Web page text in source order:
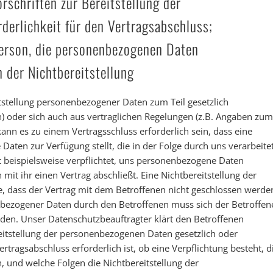
für den Vertragsabschluss;
die personenbezogenen Daten
der Nichtbereitstellung
personenbezogener Daten zum Teil gesetzlich
sich auch aus vertraglichen Regelungen (z.B. Angaben zum
es zu einem Vertragsschluss erforderlich sein, dass eine
zur Verfügung stellt, die in der Folge durch uns
verpflichtet, uns personenbezogene Daten
ihr einen Vertrag abschließt. Eine Nichtbereitstellung der
dass der Vertrag mit dem Betroffenen nicht geschlossen
Daten durch den Betroffenen muss sich der
Unser Datenschutzbeauftragter klärt den Betroffenen
der personenbezogenen Daten gesetzlich oder
erforderlich ist, ob eine Verpflichtung besteht,
und welche Folgen die Nichtbereitstellung der